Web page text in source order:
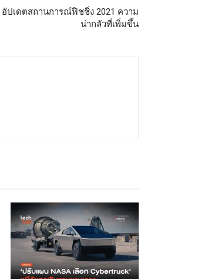
ปเดตสถานการณ์ฟิชชิ่ง 2021 ความ
น่ากลัวที่เพิ่มขึ้น